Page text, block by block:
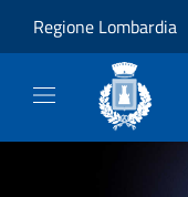
Regione Lombardia